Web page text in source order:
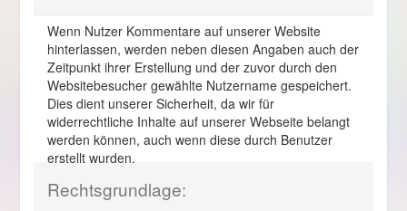
Wenn Nutzer Kommentare auf unserer Website
hinterlassen, werden neben diesen Angaben auch der
Zeitpunkt ihrer Erstellung und der zuvor durch den
Websitebesucher gewählte Nutzername gespeichert.
Dies dient unserer Sicherheit, da wir für
widerrechtliche Inhalte auf unserer Webseite belangt
werden können, auch wenn diese durch Benutzer
erstellt wurden.
Rechtsgrundlage: